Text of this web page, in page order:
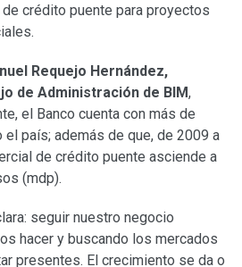
crédito puente para proyectos
Requejo Hernández,
de Administración de BIM,
el Banco cuenta con más de
país; además de que, de 2009 a
de crédito puente asciende a
(mdp).
seguir nuestro negocio
hacer y buscando los mercados
presentes. El crecimiento se da o